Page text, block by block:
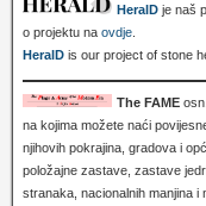
HeralD je naš
o projektu na ovdje.
HeralD is our project of stone
The FAME
na kojima možete naći
njihovih pokrajina, gradova i
položajne zastave, zastave
stranaka, nacionalnih manjina i